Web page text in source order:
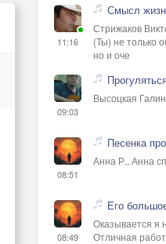
11:16
Смысл
Стрижаков
(Ты) не только
но и оче
09:03
Высоцкая
08:51
Песенка
Анна Р., Анна
08:49
Его
Оказывается я
Отличная